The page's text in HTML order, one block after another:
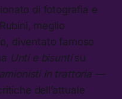
di fotografia e
meglio
diventato famoso
Unti e bisuntisu
in trattoria —
dell’attuale